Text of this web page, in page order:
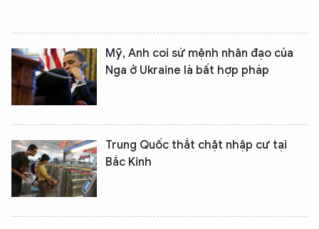
Mỹ, Anh coi sứ mệnh nhân đạo của
Nga ở Ukraine là bất hợp pháp
Trung Quốc thắt chặt nhập cư tại
Bắc Kinh